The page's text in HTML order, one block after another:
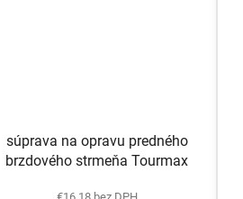
súprava na opravu predného
brzdového strmeňa Tourmax